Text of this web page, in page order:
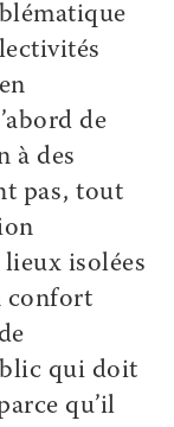
de
à des
pas, tout
isolées
confort
qui doit
qu’il